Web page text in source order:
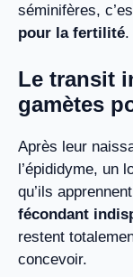
séminifères,
pour la fertilité.
Le transit
gamètes
Après leur
l’épididyme, un
qu’ils
fécondant
restent
concevoir.